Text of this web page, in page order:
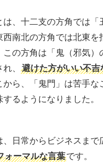
は、十二支の方角では「
西南北の方角では北東を
この方角は「鬼（邪気）
、
避けた方がいい不吉
から、「鬼門」は苦手な
るようになりました。
、日常からビジネスまで
ォーマルな言葉です。